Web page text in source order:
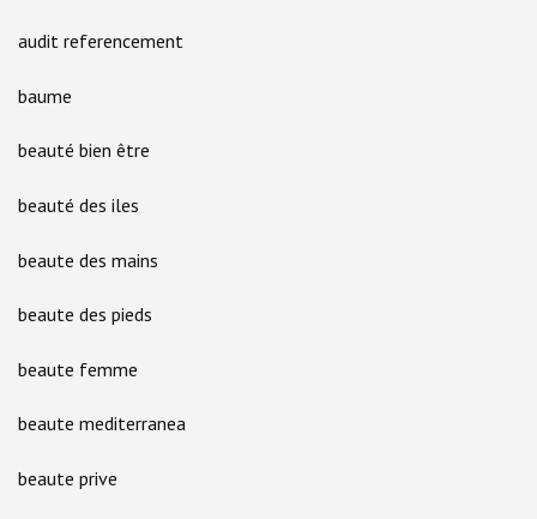
audit referencement
baume
beauté bien être
beauté des iles
beaute des mains
beaute des pieds
beaute femme
beaute mediterranea
beaute prive